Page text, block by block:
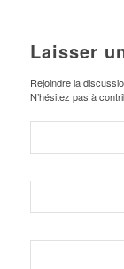
Laisser
Rejoindre la
N’hésitez pas à